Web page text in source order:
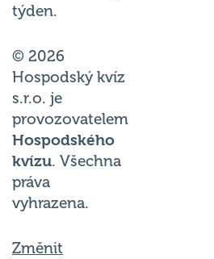
týden.
© 2026
Hospodský kvíz
s.r.o. je
provozovatelem
Hospodského
kvízu. Všechna
práva
vyhrazena.
Změnit